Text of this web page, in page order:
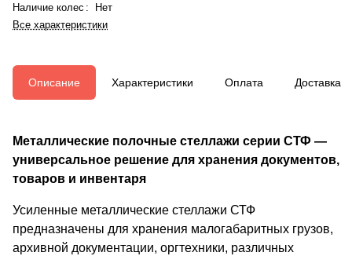
Наличие колес :
Нет
Все характеристики
Описание Характеристики Оплата Доставка
Металлические полочные стеллажи серии СТФ —
универсальное решение для хранения документов,
товаров и инвентаря
Усиленные металлические стеллажи СТФ
предназначены для хранения малогабаритных грузов,
архивной документации, оргтехники, различных